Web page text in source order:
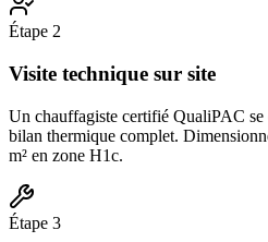
Étape 2
Visite technique sur site
Un chauffagiste certifié QualiPAC se
bilan thermique complet.
m² en zone H1c.
Étape 3